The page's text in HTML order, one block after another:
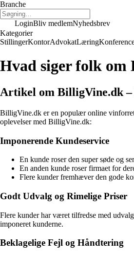
Branche
LoginBliv medlemNyhedsbrev
Kategorier
StillingerKontorAdvokatLæring
Hvad siger folk om
Artikel om BilligVine.dk –
BilligVine.dk er en populær online
oplevelser med BilligVine.dk:
Imponerende Kundeservice
En kunde roser den super søde og
En anden kunde roser firmaet for
Flere kunder fremhæver den gode
Godt Udvalg og Rimelige Priser
Flere kunder har været tilfredse med
imponeret kunderne.
Beklagelige Fejl og Håndtering